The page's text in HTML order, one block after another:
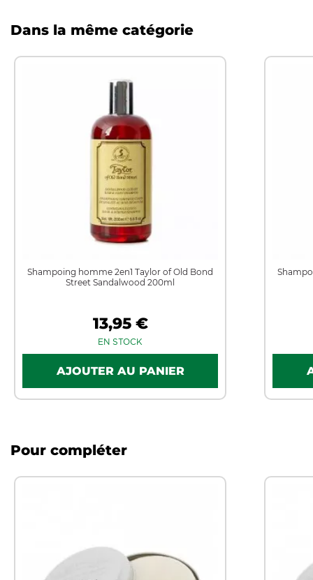
Dans la même catégorie
Shampoing homme 2en1 Taylor of Old Bond
Street Sandalwood 200ml
13,95 €
EN STOCK
Pour compléter